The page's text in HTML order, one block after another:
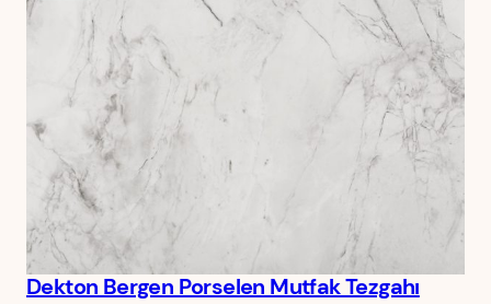
Dekton Bergen Porselen Mutfak Tezgahı